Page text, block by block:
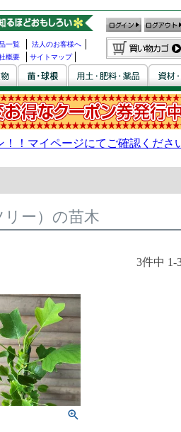
一覧
法人のお客様へ
概要 サイトマップ
ー）の苗木
3件中 1-